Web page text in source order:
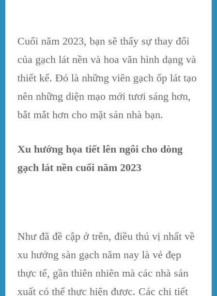
Cuối năm 2023, bạn sẽ thấy sự thay đổi
của gạch lát nền và hoa văn hình dạng và
thiết kế. Đó là những viên gạch ốp lát tạo
nên những diện mạo mới tươi sáng hơn,
bắt mắt hơn cho mặt sản nhà bạn.
Xu hướng họa tiết lên ngôi cho dòng
gạch lát nền cuối năm 2023
Như đã đề cập ở trên, điều thú vị nhất về
xu hướng sàn gạch năm nay là vẻ đẹp
thực tế, gần thiên nhiên mà các nhà sản
xuất có thể thực hiện được. Các chi tiết